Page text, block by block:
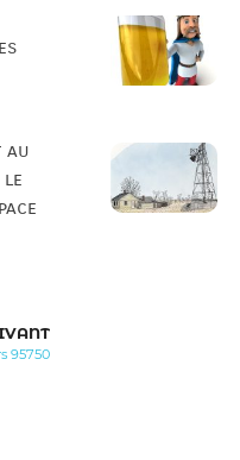
au
le
95750